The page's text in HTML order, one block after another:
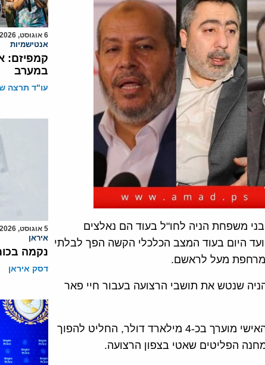
משפחת הניה לחו"ל בעוד הם נאלצים
להישאר מאחור תחת המצור ההדוק של ישראל מאז 2007 ועד היום בעוד המצב הכלכלי הקשה הפך לבלתי
מרחפת מעל לראשם.
שנטש את תושבי הרצועה בעבור חיי פאר
על פי גורמים ברצועה, מנהיג חמאס אסמעיל הניה, שהונו האישי מוערך בכ-4 מילארד דולר, החליט להפוך
הפליטים שאטי בצפון הרצועה.
6 אוגוסט, 2026
אנטישמיות
קמפיזם:
במערב
עו"ד תרצה
5 אוגוסט, 2026
איראן
נקמה
דסק איראן